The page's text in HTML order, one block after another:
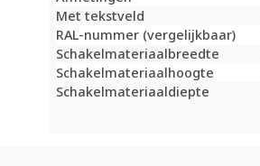
Met tekstveld
RAL-nummer (vergelijkbaar)
Schakelmateriaalbreedte
Schakelmateriaalhoogte
Schakelmateriaaldiepte